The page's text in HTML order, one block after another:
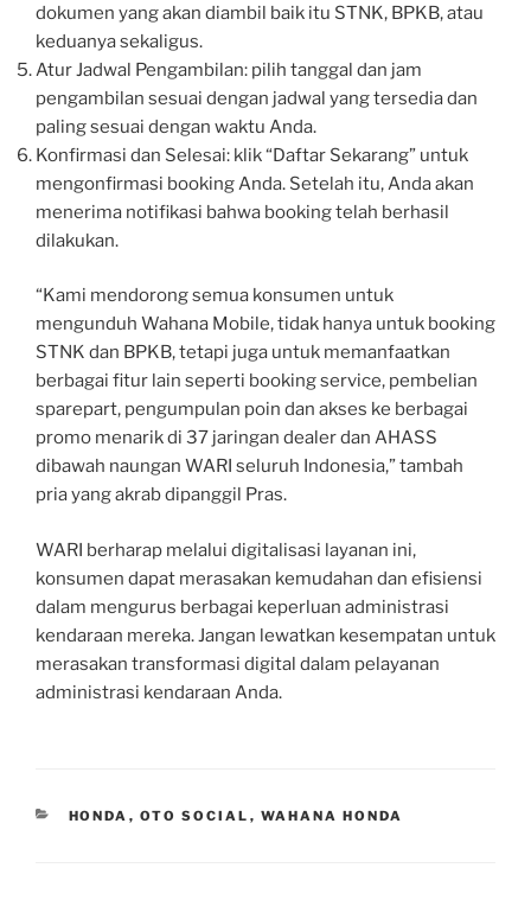
dokumen yang akan diambil baik itu STNK, BPKB, atau
keduanya sekaligus.
Atur Jadwal Pengambilan: pilih tanggal dan jam
pengambilan sesuai dengan jadwal yang tersedia dan
paling sesuai dengan waktu Anda.
Konfirmasi dan Selesai: klik “Daftar Sekarang” untuk
mengonfirmasi booking Anda. Setelah itu, Anda akan
menerima notifikasi bahwa booking telah berhasil
dilakukan.
“Kami mendorong semua konsumen untuk
mengunduh Wahana Mobile, tidak hanya untuk booking
STNK dan BPKB, tetapi juga untuk memanfaatkan
berbagai fitur lain seperti booking service, pembelian
sparepart, pengumpulan poin dan akses ke berbagai
promo menarik di 37 jaringan dealer dan AHASS
dibawah naungan WARI seluruh Indonesia,” tambah
pria yang akrab dipanggil Pras.
WARI berharap melalui digitalisasi layanan ini,
konsumen dapat merasakan kemudahan dan efisiensi
dalam mengurus berbagai keperluan administrasi
kendaraan mereka. Jangan lewatkan kesempatan untuk
merasakan transformasi digital dalam pelayanan
administrasi kendaraan Anda.
CATEGORIES
HONDA , OTO SOCIAL , WAHANA HONDA